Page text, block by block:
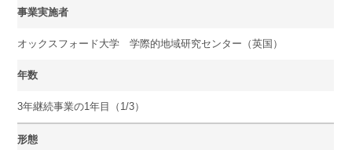
事業実施者
オックスフォード大学 学際的地域研究センター（英国）
年数
3年継続事業の1年目（1/3）
形態